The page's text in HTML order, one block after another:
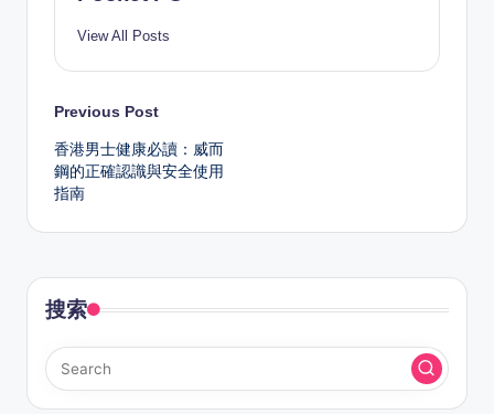
View All Posts
Post
navigation
Previous Post
香港男士健康必讀：威而
鋼的正確認識與安全使用
指南
搜索